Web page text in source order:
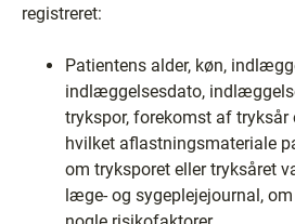
registreret:
Patientens alder, køn,
indlæggelsesdato,
trykspor, forekomst af
hvilket aflastningsmateriale
om tryksporet eller tryksåret
læge- og sygeplejejournal,